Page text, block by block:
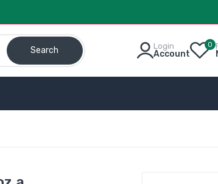
Search Login
Account
0